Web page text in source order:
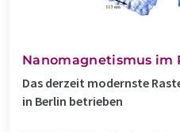
Nanomagnetismus im
Das derzeit modernste
in Berlin betrieben